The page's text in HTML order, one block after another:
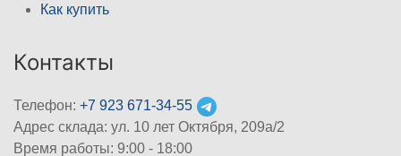
Как купить
Контакты
Телефон: +7 923 671-34-55
Адрес склада: ул. 10 лет Октября, 209а/2
Время работы: 9:00 - 18:00